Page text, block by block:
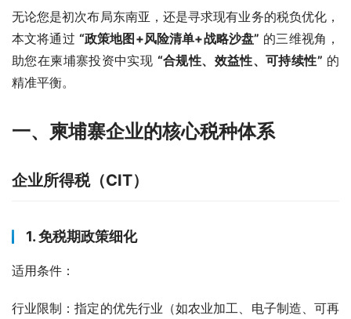
无论您是初次布局东南亚，还是寻求现有业务的税负优化，
本文将通过 “政策地图+风险清单+战略沙盘” 的三维视角，
助您在柬埔寨投资中实现 “合规性、效益性、可持续性” 的
精准平衡。
一、柬埔寨企业的核心税种体系
企业所得税（CIT）
1. 免税期政策细化
适用条件：
行业限制：指定的优先行业（如农业加工、电子制造、可再